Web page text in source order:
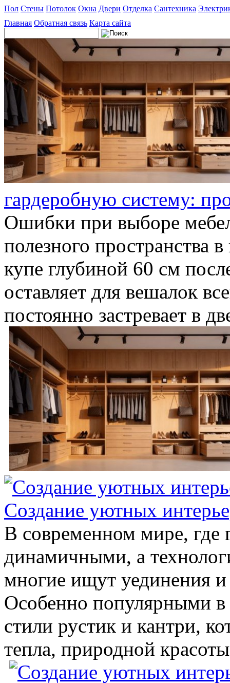
Пол Стены Потолок Окна Двери Отделка Сантехника
Главная Обратная связь Карта сайта
гардеробную систему:
Ошибки при выборе
полезного пространства
купе глубиной 60 см
оставляет для вешалок
постоянно застревает в
Создание уютных
В современном мире, где
динамичными, а
многие ищут уединения
Особенно популярными в
стили рустик и кантри,
тепла, природной